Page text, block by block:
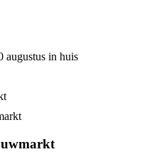
augustus in huis